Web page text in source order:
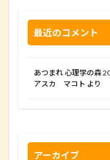
最近のコメント
あつまれ 心理学の森
アスカ マコト より
アーカイブ